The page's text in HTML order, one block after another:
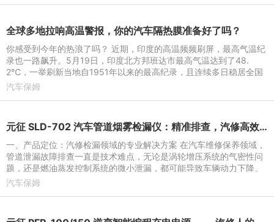
全球多地拉响高温警报，你的汽车隔热膜准备好了吗？
你感受到今年的热浪了吗？ 近期，印度的高温频频刷屏，最高气温纪
录也一路飙升。5月19日，印度北方邦班达市最高气温达到了48.
2℃，一举刷新当地自1951年以来的最高纪录，且连续多日稳居全国
气温榜首。
汽车保姆
元征 SLD-702 汽车管道烟雾检漏仪：精准排查，汽修高效新利器
一、产品定位：汽修检漏领域的专业解决方案 在汽车维修保养领域，
管道泄漏故障排查一直是技术难点，无论是涡轮增压系统的气密性问
题，还是燃油蒸发控制系统的微小泄漏，都可能导致车辆动力下降、
油耗增加甚至安全隐
汽车保姆